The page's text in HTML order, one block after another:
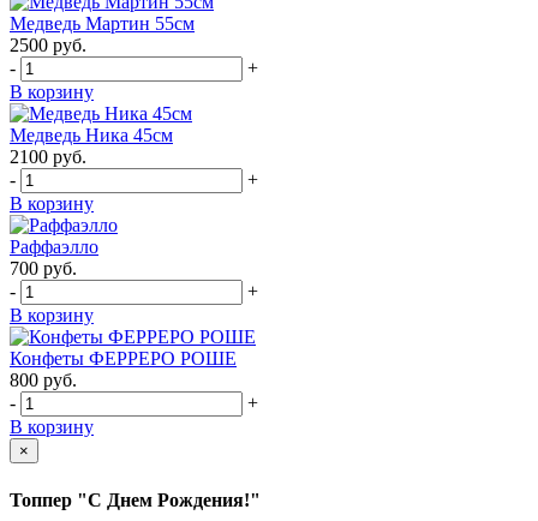
Медведь Мартин 55см
2500 руб.
-
+
В корзину
Медведь Ника 45см
2100 руб.
-
+
В корзину
Раффаэлло
700 руб.
-
+
В корзину
Конфеты ФЕРРЕРО РОШЕ
800 руб.
-
+
В корзину
×
Топпер "С Днем Рождения!"